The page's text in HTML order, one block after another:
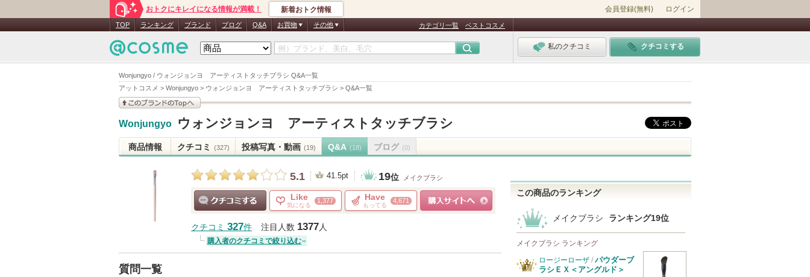
Wonjungyo / ウォンジョンヨ アーティストタッチブラシ Q&A一覧
アットコスメ > Wonjungyo > ウォンジョンヨ アーティストタッチブラシ > Q&A一覧
おトクにキレイになる情報が満載！ 新着おトク情報 会員登録(無料) ログイン
TOP ランキング ブランド ブログ Q&A お買物 その他 カテゴリ一覧 ベストコスメ
私のクチコミ クチコミする
このブランドの情報を
Wonjungyo ウォンジョンヨ アーティストタッチブラシ
商品情報 クチコミ (327) 投稿写真・動画 (19) Q&A (18) ブログ (0)
5.1 41.5pt 19位 メイクブラシ
Like
気になる
1,377 Have
もってる
4,671
クチコミ 327件 注目人数 1377人
購入者のクチコミで絞り込む
質問一覧
この商品のランキング
メイクブラシ ランキング19位
メイクブラシ ランキング
ロージーローザ / パウダーブ
ラシＥＸ＜アングルド＞